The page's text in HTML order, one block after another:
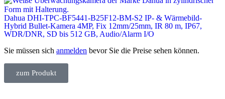
Dahua DHI-TPC-BF5441-B25F12-BM-S2 IP- & Wärmebild-
Hybrid Bullet-Kamera 4MP, Fix 12mm/25mm, IR 80 m, IP67,
WDR/DNR, SD bis 512 GB, Audio/Alarm I/O
Sie müssen sich anmelden bevor Sie die Preise sehen können.
zum Produkt